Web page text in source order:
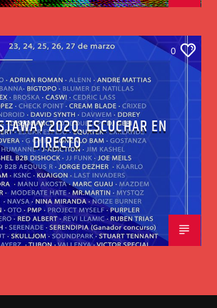
0
2020. ESCUCHAR EN
DIRECTO